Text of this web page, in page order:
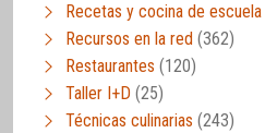
Recetas y cocina de escuela
Recursos en la red (362)
Restaurantes (120)
Taller I+D (25)
Técnicas culinarias (243)